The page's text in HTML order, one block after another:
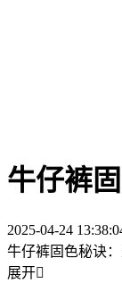
牛仔裤
2025-04-24
牛仔裤固色秘诀
展开